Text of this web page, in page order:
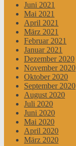
Juni 2021
Mai 2021
April 2021
März 2021
Februar 2021
Januar 2021
Dezember 2020
November 2020
Oktober 2020
September 2020
August 2020
Juli 2020
Juni 2020
Mai 2020
April 2020
März 2020